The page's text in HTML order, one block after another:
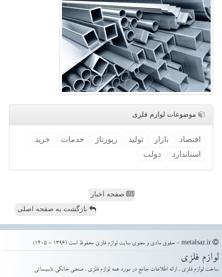
موضوعات لوازم فلزی
اقتصاد بازار تولید رپورتاژ خدمات
خرید
استاندارد
دولت
صفحه اخبار
بازگشت به صفحه اصلی
لوازم فلزی
ساخت لوازم فلزی ، ارائه اطلاعات جامع در مورد همه لوازم فلزی ، صنعتی خانگی تاسیساتی